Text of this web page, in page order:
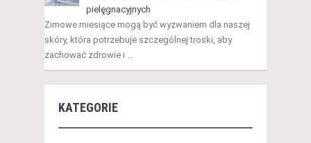
pielęgnacyjnych
Zimowe miesiące mogą być wyzwaniem dla naszej
skóry, która potrzebuje szczególnej troski, aby
zachować zdrowie i …
KATEGORIE